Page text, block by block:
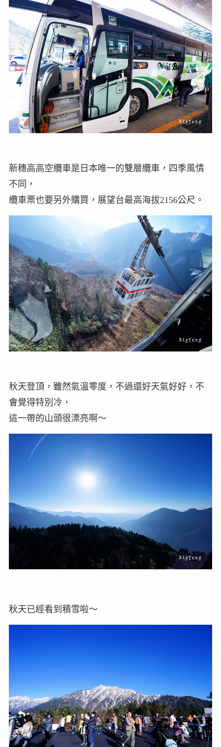
新穗高高空纜車是日本唯一的雙層纜車，四季風情
不同，
纜車票也要另外購買，展望台最高海拔2156公尺。
秋天登頂，雖然氣溫零度，不過還好天氣好好，不
會覺得特別冷，
這一帶的山頭很漂亮啊～
秋天已經看到積雪啦～